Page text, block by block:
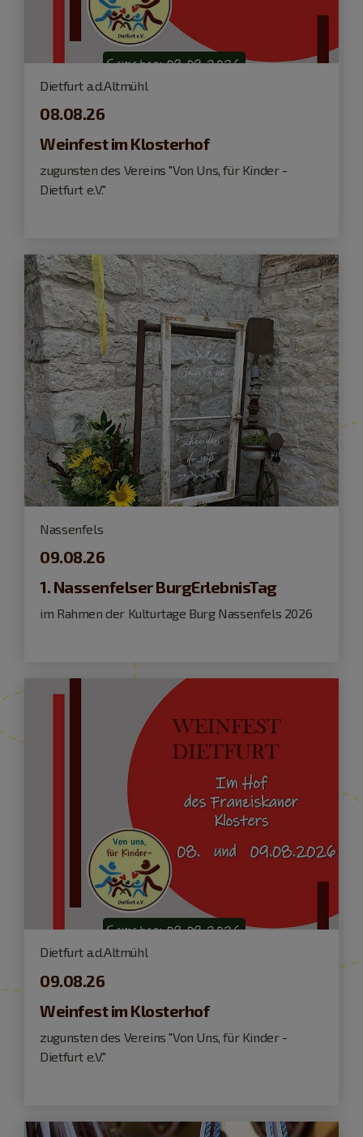
Dietfurt a.d.Altmühl
08.08.26
Weinfest im Klosterhof
zugunsten des Vereins "Von Uns, für Kinder -
Dietfurt e.V."
Nassenfels
09.08.26
1. Nassenfelser BurgErlebnisTag
im Rahmen der Kulturtage Burg Nassenfels 2026
Dietfurt a.d.Altmühl
09.08.26
Weinfest im Klosterhof
zugunsten des Vereins "Von Uns, für Kinder -
Dietfurt e.V."